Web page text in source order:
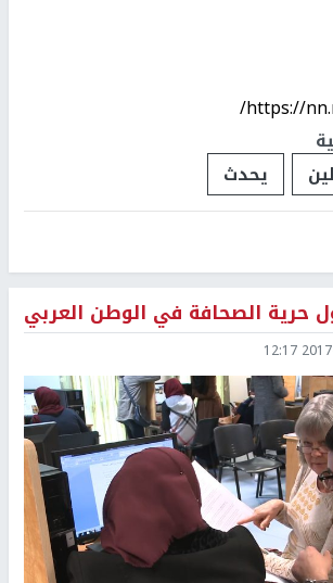
https://
يحدث
حرية الصحافة في الوطن العربي
2017-